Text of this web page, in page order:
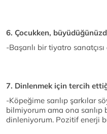
6. Çocukken,
-Başarılı bir tiyatro
7. Dinlenmek için tercih
-Köpeğime sarılıp şarkılar
bilmiyorum ama ona sarılıp
dinleniyorum. Pozitif enerji